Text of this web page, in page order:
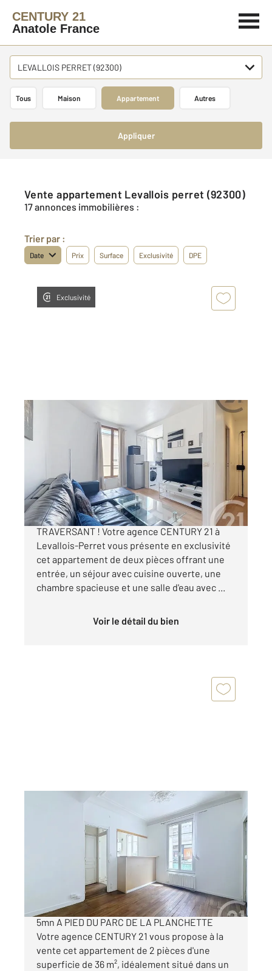
CENTURY 21
Anatole France
LEVALLOIS PERRET (92300)
Tous Maison Appartement Autres
Appliquer
Vente appartement Levallois perret (92300)
17 annonces immobilières :
Trier par :
Date Prix Surface Exclusivité DPE
Exclusivité
LEVALLOIS PERRET 92
, 2 pièces
Appartement F2 à vendre
265 000 €
PLACE JEAN ZAY : DEUX PIECES CALME ET
TRAVERSANT ! Votre agence CENTURY 21 à
Levallois-Perret vous présente en exclusivité
cet appartement de deux pièces offrant une
entrée, un séjour avec cuisine ouverte, une
chambre spacieuse et une salle d'eau avec ...
Voir le détail du bien
, 2 pièces
Appartement F2 à vendre
288 900 €
LEVALLOIS-PERRET 2 PIÈCES DE 36 m² DPE D -
5mn A PIED DU PARC DE LA PLANCHETTE
Votre agence CENTURY 21 vous propose à la
vente cet appartement de 2 pièces d'une
superficie de 36 m², idéalement situé dans un